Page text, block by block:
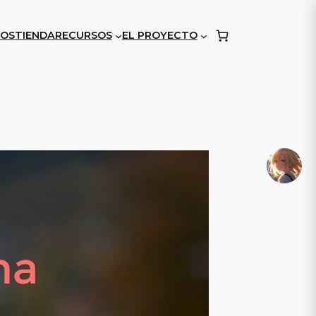
TIENDARECURSOS EL PROYECTO